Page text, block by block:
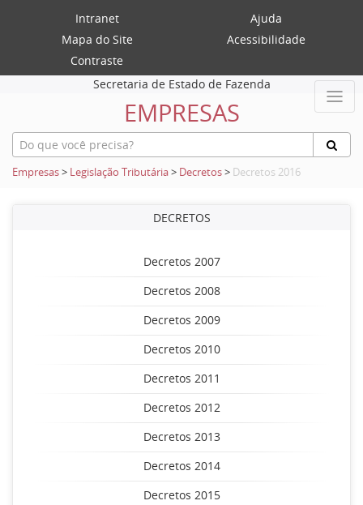
Intranet
Ajuda
Mapa do Site
Acessibilidade
Contraste
Secretaria de Estado de Fazenda
EMPRESAS
Empresas> Legislação Tributária> Decretos> Decretos 2016
DECRETOS
Decretos 2007
Decretos 2008
Decretos 2009
Decretos 2010
Decretos 2011
Decretos 2012
Decretos 2013
Decretos 2014
Decretos 2015